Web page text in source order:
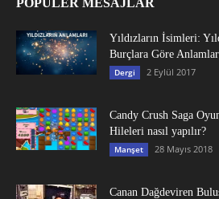
Yıldızların İsimleri:
Burçlara Göre
Dergi 2 Eylül 2017
Candy Crush Saga
Hileleri nasıl yapılır?
Manşet 28 Mayıs 2018
Canan Dağdeviren